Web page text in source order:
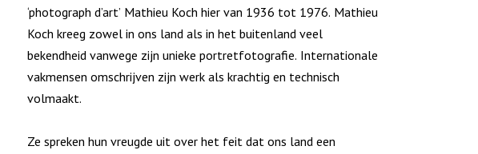
‘photograph d’art’ Mathieu Koch hier van 1936 tot 1976. Mathieu
Koch kreeg zowel in ons land als in het buitenland veel
bekendheid vanwege zijn unieke portretfotografie. Internationale
vakmensen omschrijven zijn werk als krachtig en technisch
volmaakt.
Ze spreken hun vreugde uit over het feit dat ons land een